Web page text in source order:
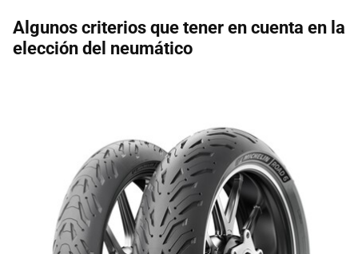
Algunos criterios que tener en cuenta en la
elección del neumático